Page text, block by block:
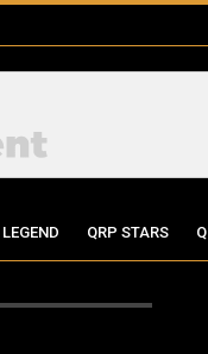
QRP STARS